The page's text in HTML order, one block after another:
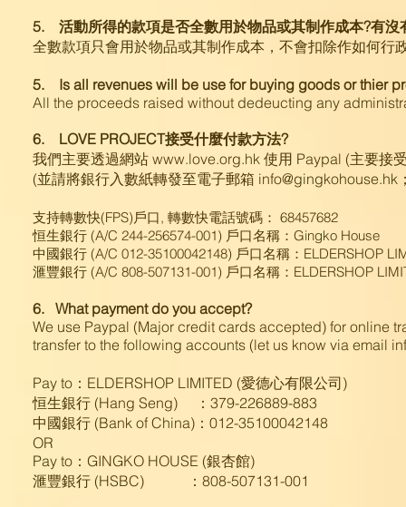
5. 活動所得的款項是否全數用於物品或其制作成本?有沒
全數款項只會用於物品或其制作成本，不會扣除作如何行
5. Is all revenues will be use for buying goods or thier
All the proceeds raised without dedeucting any
6. LOVE PROJECT接受什麼付款方法?
我們主要透過網站 www.love.org.hk 使用 Paypal (主要
(並請將銀行入數紙轉發至電子郵箱
支持轉數快(FPS)戶口, 轉數快電話號碼： 68457682 ​
恒生銀行 (A/C 244-256574-001) 戶口名稱：Gingko House
中國銀行 (A/C 012-35100042148) 戶口名稱：ELDERSHOP
滙豐銀行 (A/C 808-507131-001) 戶口名稱：ELDERSHOP
6. What payment do you accept?
We use Paypal (Major credit cards accepted) for online
transfer to the following accounts (let us know via email
Pay to：ELDERSHOP LIMITED (愛德心有限公司)
恒生銀行 (Hang Seng) ：379-226889-883
中國銀行 (Bank of China)：012-35100042148
OR
Pay to：GINGKO HOUSE (銀杏館)
滙豐銀行 (HSBC) ：808-507131-001